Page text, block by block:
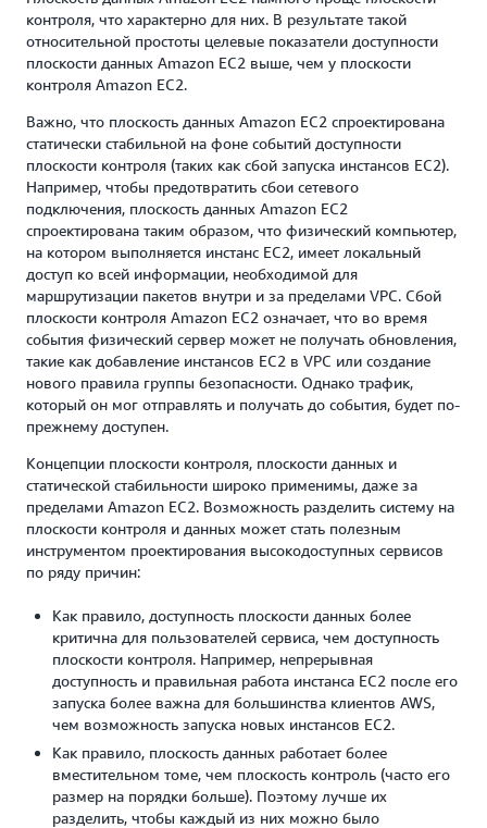
контроля, что характерно для них. В результате такой
относительной простоты целевые показатели доступности
плоскости данных Amazon EC2 выше, чем у плоскости
контроля Amazon EC2.
Важно, что плоскость данных Amazon EC2 спроектирована
статически стабильной на фоне событий доступности
плоскости контроля (таких как сбой запуска инстансов EC2).
Например, чтобы предотвратить сбои сетевого
подключения, плоскость данных Amazon EC2
спроектирована таким образом, что физический компьютер,
на котором выполняется инстанс EC2, имеет локальный
доступ ко всей информации, необходимой для
маршрутизации пакетов внутри и за пределами VPC. Сбой
плоскости контроля Amazon EC2 означает, что во время
события физический сервер может не получать обновления,
такие как добавление инстансов EC2 в VPC или создание
нового правила группы безопасности. Однако трафик,
который он мог отправлять и получать до события, будет по-
прежнему доступен.
Концепции плоскости контроля, плоскости данных и
статической стабильности широко применимы, даже за
пределами Amazon EC2. Возможность разделить систему на
плоскости контроля и данных может стать полезным
инструментом проектирования высокодоступных сервисов
по ряду причин:
Как правило, доступность плоскости данных более
критична для пользователей сервиса, чем доступность
плоскости контроля. Например, непрерывная
доступность и правильная работа инстанса EC2 после его
запуска более важна для большинства клиентов AWS,
чем возможность запуска новых инстансов EC2.
Как правило, плоскость данных работает более
вместительном томе, чем плоскость контроль (часто его
размер на порядки больше). Поэтому лучше их
разделить, чтобы каждый из них можно было